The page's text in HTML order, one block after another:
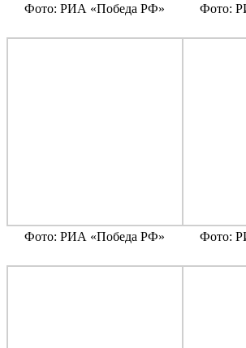
Фото: РИА «Победа РФ» Фото:
Фото: РИА «Победа РФ» Фото: